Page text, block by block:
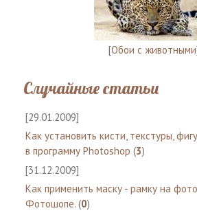
[Обои с животными
Случайные статьи
[29.01.2009]
Как установить кисти, текстуры,
в программу Photoshop (3)
[31.12.2009]
Как применить маску - рамку на
Фотошопе. (0)